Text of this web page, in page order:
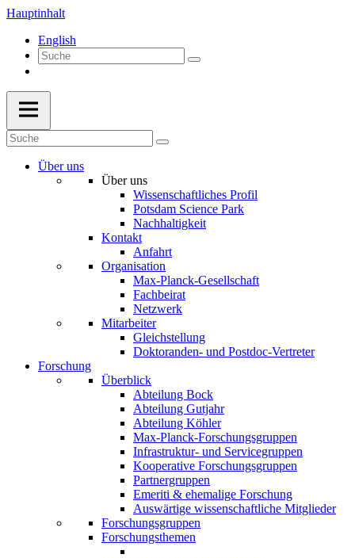
Hauptinhalt
English
Über uns
Über uns
Wissenschaftliches Profil
Potsdam Science Park
Nachhaltigkeit
Kontakt
Anfahrt
Organisation
Max-Planck-Gesellschaft
Fachbeirat
Netzwerk
Mitarbeiter
Gleichstellung
Doktoranden- und Postdoc-Vertreter
Forschung
Überblick
Abteilung Bock
Abteilung Gutjahr
Abteilung Köhler
Max-Planck-Forschungsgruppen
Infrastruktur- und Servicegruppen
Kooperative Forschungsgruppen
Partnergruppen
Emeriti & ehemalige Forschung
Auswärtige wissenschaftliche Mitglieder
Forschungsgruppen
Forschungsthemen